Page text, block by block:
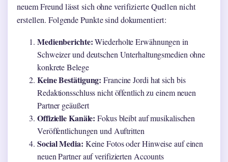
neuem Freund lässt sich ohne verifizierte Quellen nicht
erstellen. Folgende Punkte sind dokumentiert:
Medienberichte:Wiederholte Erwähnungen in
Schweizer und deutschen Unterhaltungsmedien ohne
konkrete Belege
Keine Bestätigung: Francine Jordi hat sich bis
Redaktionsschluss nicht öffentlich zu einem neuen
Partner geäußert
Offizielle Kanäle: Fokus bleibt auf musikalischen
Veröffentlichungen und Auftritten
Social Media: Keine Fotos oder Hinweise auf einen
neuen Partner auf verifizierten Accounts